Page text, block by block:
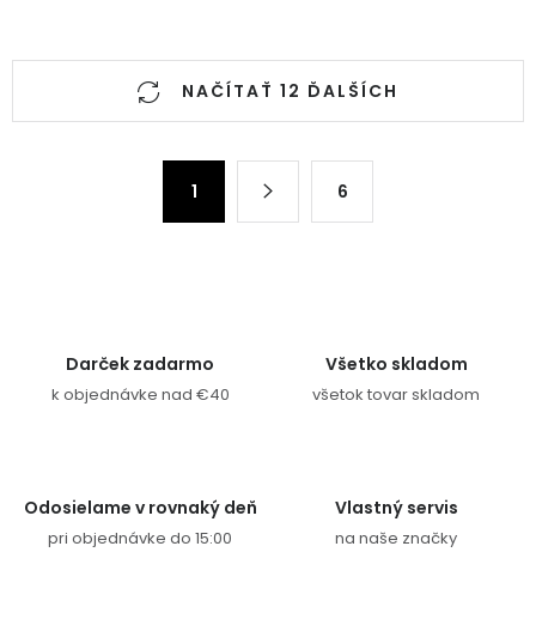
Ovládacie prvky výpisuNAČÍTAŤ 12 ĎALŠÍCH
1 6
Darček zadarmo
k objednávke nad €40
Všetko skladom
všetok tovar skladom
Odosielame v rovnaký deň
pri objednávke do 15:00
Vlastný servis
na naše značky